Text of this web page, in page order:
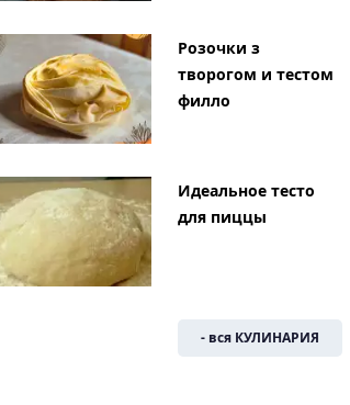
Розочки з
творогом и тестом
филло
Идеальное тесто
для пиццы
- вся КУЛИНАРИЯ